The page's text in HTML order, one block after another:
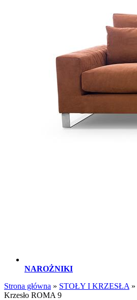
NAROŻNIKI
Strona główna » STOŁY I KRZESŁA »
Krzesło ROMA 9